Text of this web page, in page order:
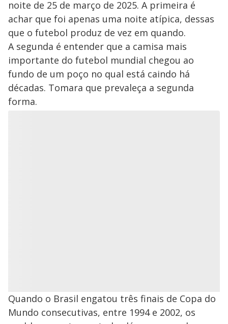
noite de 25 de março de 2025. A primeira é
achar que foi apenas uma noite atípica, dessas
que o futebol produz de vez em quando.
A segunda é entender que a camisa mais
importante do futebol mundial chegou ao
fundo de um poço no qual está caindo há
décadas. Tomara que prevaleça a segunda
forma.
Quando o Brasil engatou três finais de Copa do
Mundo consecutivas, entre 1994 e 2002, os